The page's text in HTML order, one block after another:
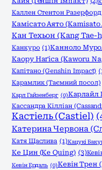
Каллен Стентон Разерфорд
Камісато Аято (Kamisato
Кан Техьон (Kang Tae-
Канкуро (1)Канноло
Каору Наґіса (Kaworu
Капітано (Genshin Impact)
Карамлик (Таємний посол)
Карл Гайзенберг (0)Карлайл
Кассандра Кілліан
Кастіель (Castiel)
Катерина Червона
Катя Щаслива (1)Кацукі
Ке Цин (Ke Quing) (3)
Кевін Ердаль (0)Кевін Трен